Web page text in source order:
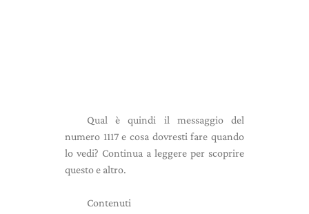
Qual è quindi il messaggio del
numero 1117 e cosa dovresti fare quando
lo vedi? Continua a leggere per scoprire
questo e altro.
Contenuti